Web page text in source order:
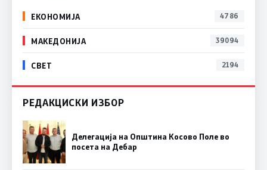
ЕКОНОМИЈА 4786
МАКЕДОНИЈА 39094
СВЕТ 2194
РЕДАКЦИСКИ ИЗБОР
Делегација на Општина Косово Поле во
посета на Дебар